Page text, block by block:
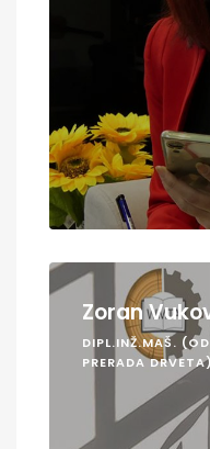
Zoran
DIPL.INŽ.MAŠ.
PRERADA DRVETA)